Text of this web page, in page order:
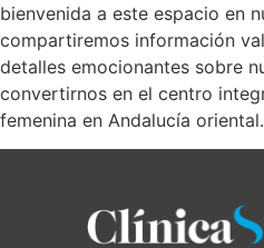
bienvenida a este espacio en
compartiremos información
detalles emocionantes sobre
convertirnos en el centro
femenina en Andalucía oriental.